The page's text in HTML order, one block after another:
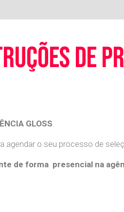
de
GLOSS.
agendar o seu processo de
de forma presencial na